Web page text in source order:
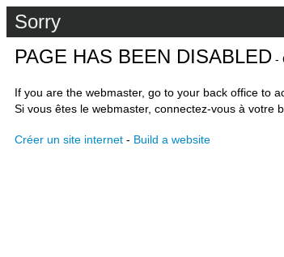
Sorry
PAGE HAS BEEN DISABLED -
If you are the webmaster, go to your back office to
Si vous êtes le webmaster, connectez-vous à votre
Créer un site internet - Build a website